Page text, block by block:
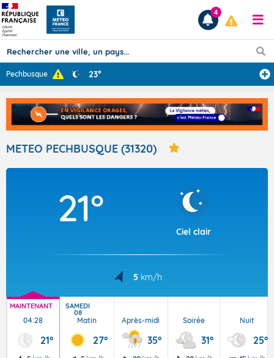
Prévisions
TOUS LES RÉSULTATS
Articles
4
Pechbusque 23°
METEO PECHBUSQUE (31320)
21°
Ciel clair
5 km/h
MAINTENANT
04:28
21°
SAMEDI
08
Matin
27°
Après-midi
35°
Soirée
31°
Nuit
25°